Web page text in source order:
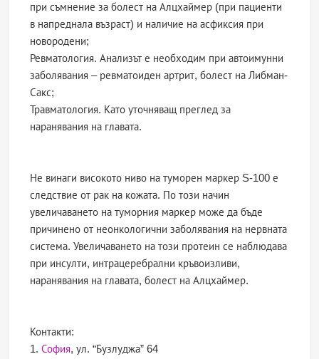
при съмнение за болест на Алцхаймер (при пациенти
в напреднала възраст) и наличие на асфиксия при
новородени;
Ревматология. Анализът е необходим при автоимунни
заболявания – ревматоиден артрит, болест на Либман-
Сакс;
Травматология. Като уточняващ преглед за
наранявания на главата.
Не винаги високото ниво на туморен маркер S-100 е
следствие от рак на кожата. По този начин
увеличаването на туморния маркер може да бъде
причинено от неонкологични заболявания на нервната
система. Увеличаването на този протеин се наблюдава
при инсулти, интрацеребрални кръвоизливи,
наранявания на главата, болест на Алцхаймер.
Контакти:
1.София, ул. “Бузлуджа” 64